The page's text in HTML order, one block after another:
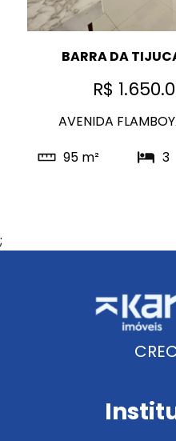
BARRA DA
R$
AVENIDA
95 m²
3
;